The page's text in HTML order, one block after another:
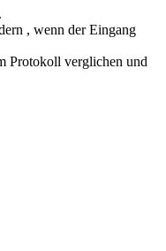
, wenn der Eingang
Protokoll verglichen und